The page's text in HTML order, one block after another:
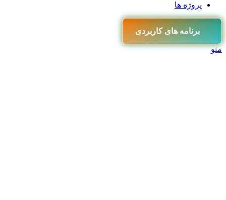
پروژه ها
برنامه های کاربردی
منو